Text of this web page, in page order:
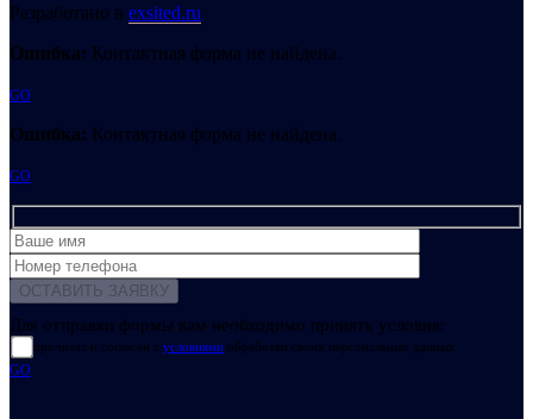
Разработано в exsited.ru
Ошибка: Контактная форма не найдена.
GO
Ошибка: Контактная форма не найдена.
GO
Для отправки формы вам необходимо принять условия:
прочитал и согласен с условиями обработки своих персональных данных
GO